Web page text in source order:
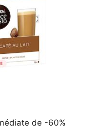
de -60%